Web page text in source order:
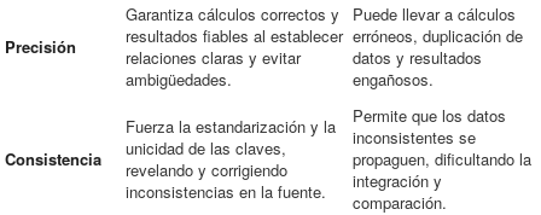
Precisión
Garantiza cálculos correctos y
resultados fiables al establecer
relaciones claras y evitar
ambigüedades.
Puede llevar a cálculos
erróneos, duplicación de
datos y resultados
engañosos.
Consistencia
Fuerza la estandarización y la
unicidad de las claves,
revelando y corrigiendo
inconsistencias en la fuente.
Permite que los datos
inconsistentes se
propaguen, dificultando la
integración y
comparación.